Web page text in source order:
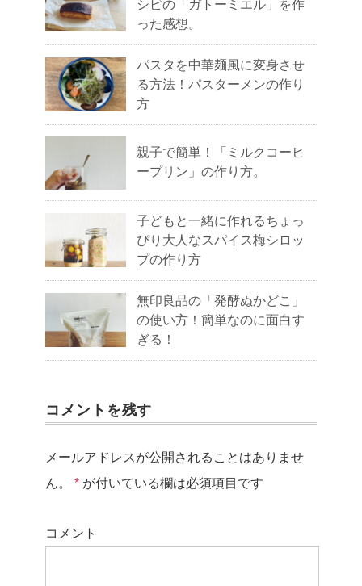
シピの「ガトーミエル」を作
った感想。
パスタを中華麺風に変身させ
る方法！パスターメンの作り
方
親子で簡単！「ミルクコーヒ
ープリン」の作り方。
子どもと一緒に作れるちょっ
ぴり大人なスパイス梅シロッ
プの作り方
無印良品の「発酵ぬかどこ」
の使い方！簡単なのに面白す
ぎる！
コメントを残す
メールアドレスが公開されることはありませ
ん。
* が付いている欄は必須項目です
コメント